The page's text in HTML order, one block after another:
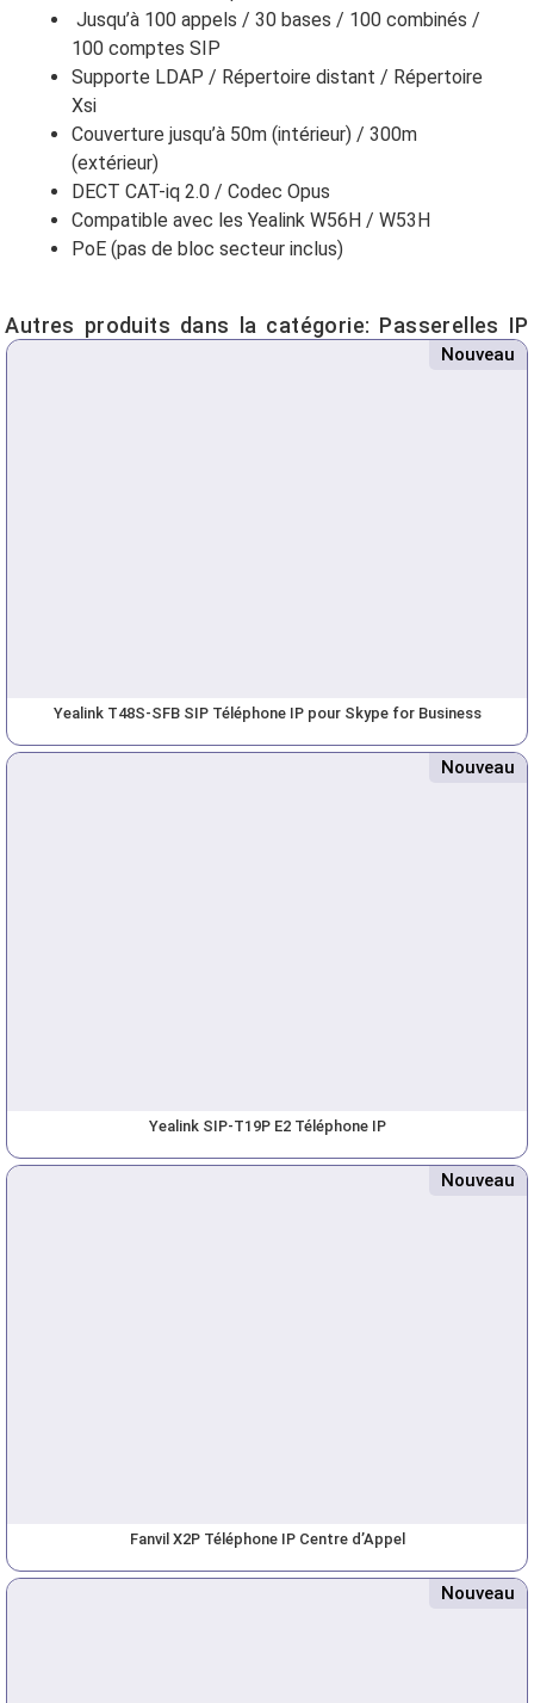
Jusqu’à 100 appels / 30 bases / 100 combinés /
100 comptes SIP
Supporte LDAP / Répertoire distant / Répertoire
Xsi
Couverture jusqu’à 50m (intérieur) / 300m
(extérieur)
DECT CAT-iq 2.0 / Codec Opus
Compatible avec les Yealink W56H / W53H
PoE (pas de bloc secteur inclus)
Autres produits dans la catégorie: Passerelles IP
Nouveau
Yealink T48S-SFB SIP Téléphone IP pour Skype for Business
Nouveau
Yealink SIP-T19P E2 Téléphone IP
Nouveau
Fanvil X2P Téléphone IP Centre d’Appel
Nouveau